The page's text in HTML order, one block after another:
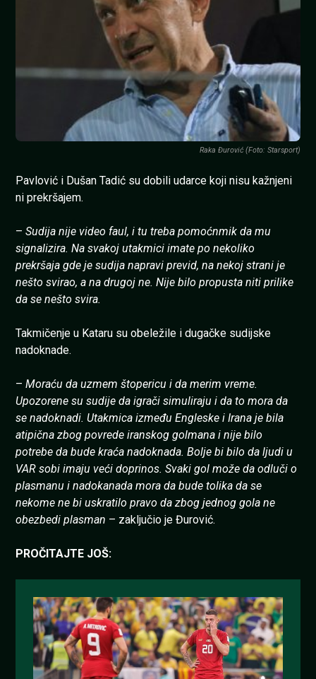
Raka Đurović (Foto: Starsport)
Pavlović i Dušan Tadić su dobili udarce koji nisu kažnjeni
ni prekršajem.
– Sudija nije video faul, i tu treba pomoćnmik da mu
signalizira. Na svakoj utakmici imate po nekoliko
prekršaja gde je sudija napravi previd, na nekoj strani je
nešto svirao, a na drugoj ne. Nije bilo propusta niti prilike
da se nešto svira.
Takmičenje u Kataru su obeležile i dugačke sudijske
nadoknade.
– Moraću da uzmem štopericu i da merim vreme.
Upozorene su sudije da igrači simuliraju i da to mora da
se nadoknadi. Utakmica između Engleske i Irana je bila
atipična zbog povrede iranskog golmana i nije bilo
potrebe da bude kraća nadoknada. Bolje bi bilo da ljudi u
VAR sobi imaju veći doprinos. Svaki gol može da odluči o
plasmanu i nadokanada mora da bude tolika da se
nekome ne bi uskratilo pravo da zbog jednog gola ne
obezbedi plasman – zaključio je Đurović.
PROČITAJTE JOŠ: